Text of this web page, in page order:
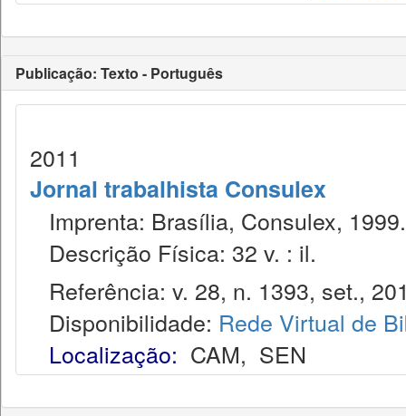
Publicação: Texto - Português
2011
Jornal trabalhista Consulex
Imprenta: Brasília, Consulex, 1999.
Descrição Física: 32 v. : il.
Referência: v. 28, n. 1393, set.,
Disponibilidade: Rede Virtual de
Localização: CAM, SEN